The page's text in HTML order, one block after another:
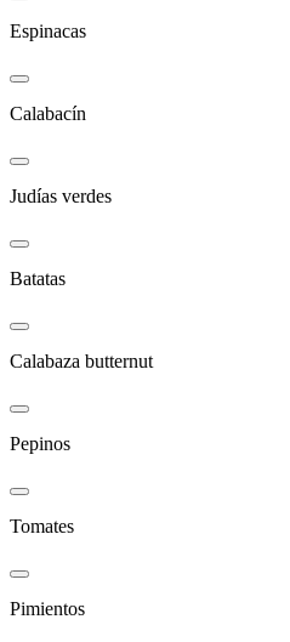
Espinacas
Calabacín
Judías verdes
Batatas
Calabaza butternut
Pepinos
Tomates
Pimientos